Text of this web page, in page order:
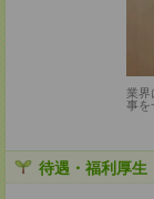
業界
事を
待遇・福利厚生